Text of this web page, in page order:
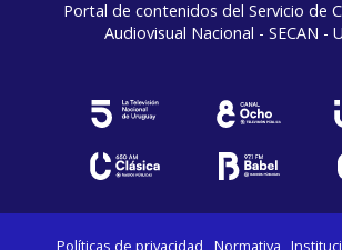
Portal de contenidos del Servicio de
Audiovisual Nacional - SECAN -